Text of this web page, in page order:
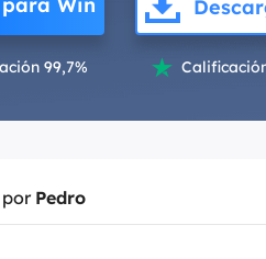
archivos EDB.
de Outlook.
99,7% 
Pedro